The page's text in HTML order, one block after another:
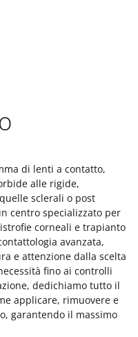
di lenti a contatto,
alle rigide,
sclerali o post
centro specializzato per
corneali e trapianto
avanzata,
e attenzione dalla scelta
fino ai controlli
dedichiamo tutto il
applicare, rimuovere e
garantendo il massimo